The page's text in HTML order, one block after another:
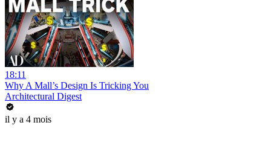
18:11
Why A Mall’s Design Is Tricking You
Architectural Digest
il y a 4 mois